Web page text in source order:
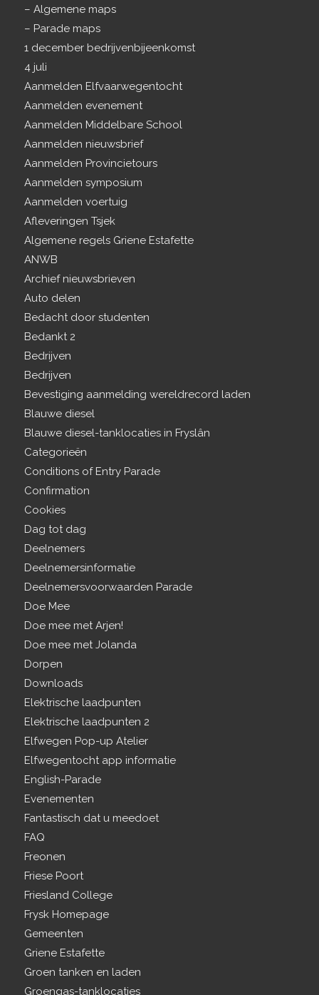
– Algemene maps
– Parade maps
1 december bedrijvenbijeenkomst
4 juli
Aanmelden Elfvaarwegentocht
Aanmelden evenement
Aanmelden Middelbare School
Aanmelden nieuwsbrief
Aanmelden Provincietours
Aanmelden symposium
Aanmelden voertuig
Afleveringen Tsjek
Algemene regels Griene Estafette
ANWB
Archief nieuwsbrieven
Auto delen
Bedacht door studenten
Bedankt 2
Bedrijven
Bedrijven
Bevestiging aanmelding wereldrecord laden
Blauwe diesel
Blauwe diesel-tanklocaties in Fryslân
Categorieën
Conditions of Entry Parade
Confirmation
Cookies
Dag tot dag
Deelnemers
Deelnemersinformatie
Deelnemersvoorwaarden Parade
Doe Mee
Doe mee met Arjen!
Doe mee met Jolanda
Dorpen
Downloads
Elektrische laadpunten
Elektrische laadpunten 2
Elfwegen Pop-up Atelier
Elfwegentocht app informatie
English-Parade
Evenementen
Fantastisch dat u meedoet
FAQ
Freonen
Friese Poort
Friesland College
Frysk Homepage
Gemeenten
Griene Estafette
Groen tanken en laden
Groengas-tanklocaties